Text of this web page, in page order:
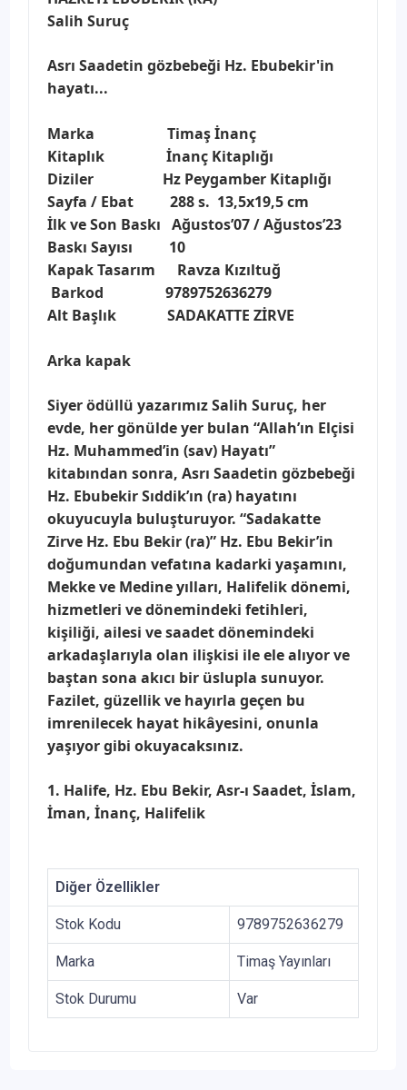
Salih Suruç
Asrı Saadetin gözbebeği Hz. Ebubekir'in
hayatı...
Marka Timaş İnanç
Kitaplık İnanç Kitaplığı
Diziler Hz Peygamber Kitaplığı
Sayfa / Ebat 288 s. 13,5x19,5 cm
İlk ve Son Baskı Ağustos’07 / Ağustos’23
Baskı Sayısı 10
Kapak Tasarım Ravza Kızıltuğ
Barkod 9789752636279
Alt Başlık SADAKATTE ZİRVE
Arka kapak
Siyer ödüllü yazarımız Salih Suruç, her
evde, her gönülde yer bulan “Allah’ın Elçisi
Hz. Muhammed’in (sav) Hayatı”
kitabından sonra, Asrı Saadetin gözbebeği
Hz. Ebubekir Sıddik’ın (ra) hayatını
okuyucuyla buluşturuyor. “Sadakatte
Zirve Hz. Ebu Bekir (ra)” Hz. Ebu Bekir’in
doğumundan vefatına kadarki yaşamını,
Mekke ve Medine yılları, Halifelik dönemi,
hizmetleri ve dönemindeki fetihleri,
kişiliği, ailesi ve saadet dönemindeki
arkadaşlarıyla olan ilişkisi ile ele alıyor ve
baştan sona akıcı bir üslupla sunuyor.
Fazilet, güzellik ve hayırla geçen bu
imrenilecek hayat hikâyesini, onunla
yaşıyor gibi okuyacaksınız.
1. Halife, Hz. Ebu Bekir, Asr-ı Saadet, İslam,
İman, İnanç, Halifelik
Diğer Özellikler
Stok Kodu 9789752636279
Marka Timaş Yayınları
Stok Durumu Var